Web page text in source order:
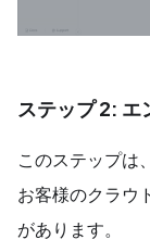
ステップ 2:
このステップは
お客様のクラウ
があります。